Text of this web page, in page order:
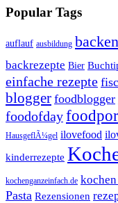
Popular Tags
auflauf ausbildung backen
backrezepte Bier
einfache rezepte
blogger foodblogger
foodofday
HausgeflÃ¼gel ilovefood
kinderrezepte
kochenganzeinfach.de
Pasta Rezensionen